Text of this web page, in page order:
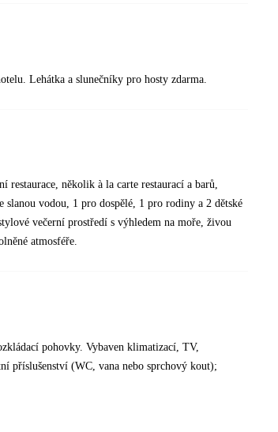
Lehátka a slunečníky pro hosty zdarma.
několik à la carte restaurací a barů,
vodou, 1 pro dospělé, 1 pro rodiny a 2 dětské
večerní prostředí s výhledem na moře, živou
atmosféře.
pohovky. Vybaven klimatizací, TV,
příslušenství (WC, vana nebo sprchový kout);